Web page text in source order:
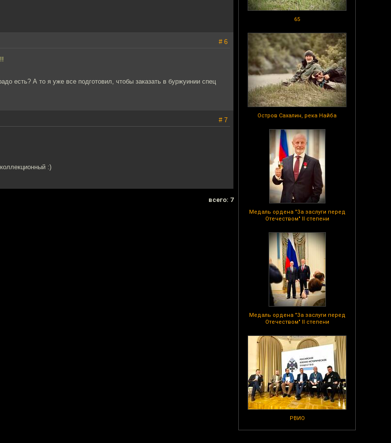
65
Остров Сахалин, река Найба
Медаль ордена "За заслуги перед
Отечеством" II степени
Медаль ордена "За заслуги перед
Отечеством" II степени
РВИО
# 6
есть? А то я уже все подготовил, чтобы заказать в буржуинии спец
# 7
:)
всего: 7